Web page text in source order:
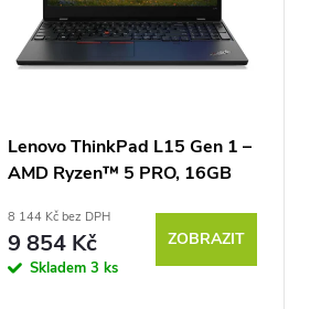
Lenovo ThinkPad L15 Gen 1 –
AMD Ryzen™ 5 PRO, 16GB
8 144 Kč bez DPH
9 854 Kč
Skladem3 ks
ZOBRAZIT